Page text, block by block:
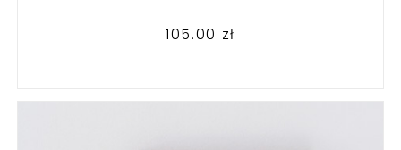
105.00 zł